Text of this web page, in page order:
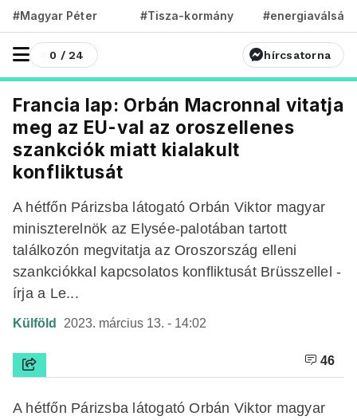
#Magyar Péter #Tisza-kormány #energiaválság
0 / 24 hírcsatorna
Francia lap: Orbán Macronnal vitatja
meg az EU-val az oroszellenes
szankciók miatt kialakult
konfliktusát
A hétfőn Párizsba látogató Orbán Viktor magyar
miniszterelnök az Elysée-palotában tartott
találkozón megvitatja az Oroszország elleni
szankciókkal kapcsolatos konfliktusát Brüsszellel -
írja a Le...
Külföld 2023. március 13. - 14:02
46
A hétfőn Párizsba látogató Orbán Viktor magyar